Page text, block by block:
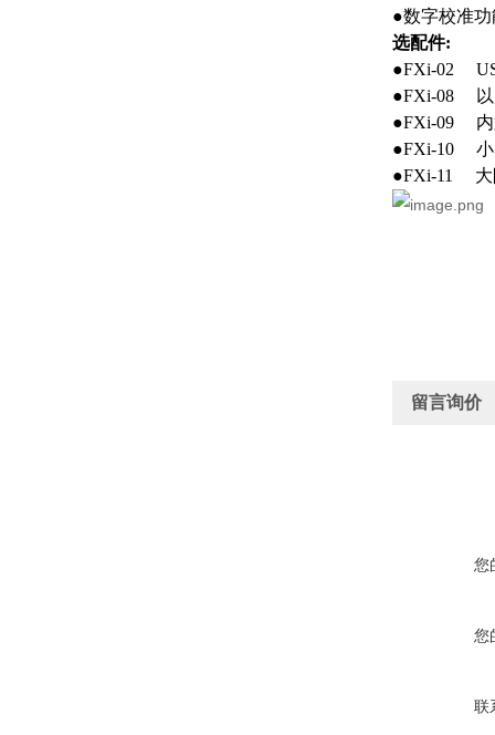
●数字校准功
选配件:
●FXi-02
●FXi-08
以
●FXi-09
内
●FXi-10
小
●FXi-11
大
留言询价
您
您
联